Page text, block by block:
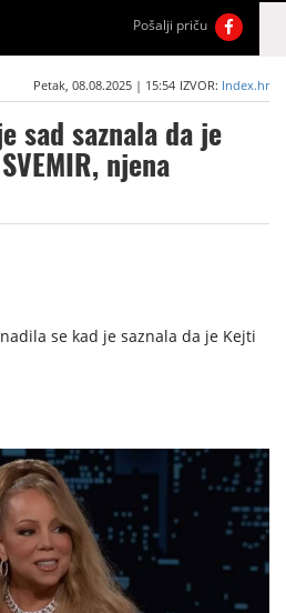
Pošalji priču
Petak, 08.08.2025 | 15:54 IZVOR: Index.hr
sad saznala da je
njena
se kad je saznala da je Kejti